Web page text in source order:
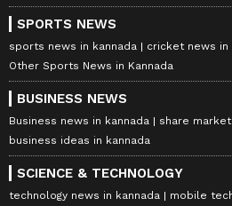
SPORTS NEWS
sports news in kannada
cricket news in
Other Sports News in Kannada
BUSINESS NEWS
Business news in kannada
share
business ideas in kannada
SCIENCE & TECHNOLOGY
technology news in kannada
mobile